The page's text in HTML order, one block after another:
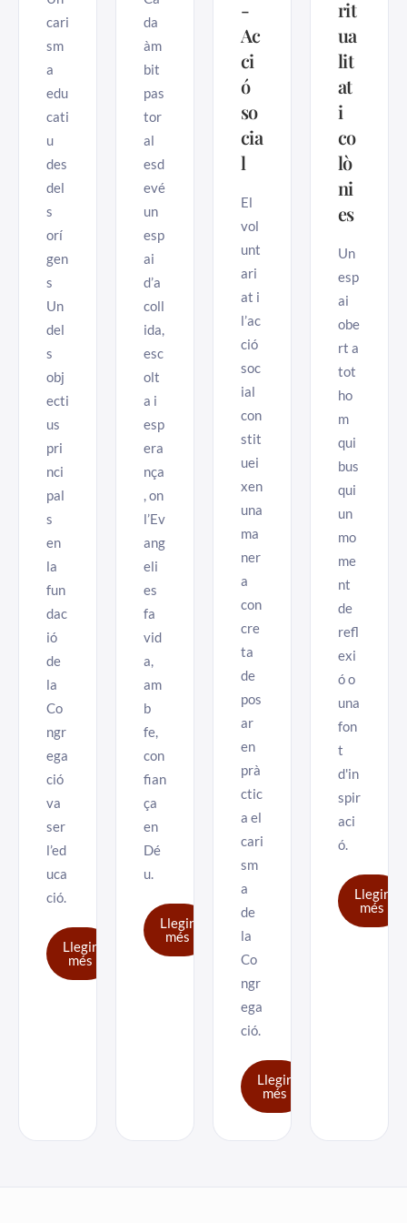
cari
sm
a
edu
cati
u
des
del
s
orí
gen
s
Un
del
s
obj
ecti
us
pri
nci
pal
s
en
la
fun
dac
ió
de
la
Co
ngr
ega
ció
va
ser
l’ed
uca
ció.
Llegir
més
da
àm
bit
pas
tor
al
esd
evé
un
esp
ai
d’a
coll
ida,
esc
olt
a i
esp
era
nça
, on
l’Ev
ang
eli
es
fa
vid
a,
am
b
fe,
con
fian
ça
en
Dé
u.
Llegir
més
-
Ac
ci
ó
so
cia
l
El
vol
unt
ari
at i
l’ac
ció
soc
ial
con
stit
uei
xen
una
ma
ner
a
con
cre
ta
de
pos
ar
en
prà
ctic
a el
cari
sm
a
de
la
Co
ngr
ega
ció.
Llegir
més
rit
ua
lit
at
i
co
lò
ni
es
Un
esp
ai
obe
rt a
tot
ho
m
qui
bus
qui
un
mo
me
nt
de
refl
exi
ó o
una
fon
t
d'in
spir
aci
ó.
Llegir
més